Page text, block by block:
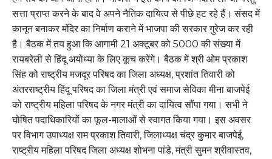
सत्ता प्राप्त करने के बाद वे अपने नैतिक दायित्व से पीछे हट रहे हैं। संसद में
कानून बनाकर मंदिर का निर्माण कराने में भाजपा की सरकार गुरेज कर रही
है। बैठक में तय हुआ कि आगामी 21 अक्टूबर को 5000 की संख्या में
रायबरेली से हिंदू अयोध्या के लिए कूच करेंगे। बैठक में श्री ओम प्रकाश
सिंह को राष्ट्रीय मजदूर परिषद का जिला अध्यक्ष, प्रशांत तिवारी को
अंतरराष्ट्रीय हिंदू परिषद का जिला मंत्री एवं समाज सेविका मीना बाजपेई
को राष्ट्रीय महिला परिषद के नगर मंत्री का दायित्व सौंपा गया। सभी ने
घोषित पदाधिकारियों का फूल-मालाओं से स्वागत किया गया। इस अवसर
पर विभाग उपाध्यक्ष राम प्रकाश तिवारी, जिलाध्यक्ष चंद्र कुमार बाजपेई,
राष्ट्रीय महिला परिषद जिला अध्यक्ष शोभना पांडे, मंत्री सुमन श्रीवास्तव,